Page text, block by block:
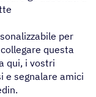
per
questa
qui, i vostri
e segnalare amici